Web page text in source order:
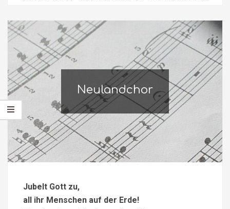
Secondary
Navigation
Menu
Neulandchor
Jubelt Gott zu,
all ihr Menschen auf der Erde!